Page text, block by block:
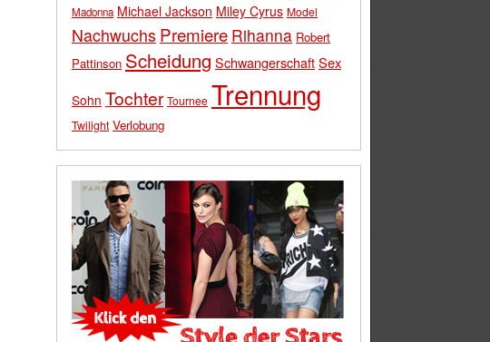
Madonna Michael Jackson Miley Cyrus Model
Nachwuchs Premiere Rihanna Robert
Pattinson Scheidung SchwangerschaftSex
Sohn Tochter Tournee Trennung
Twilight Verlobung